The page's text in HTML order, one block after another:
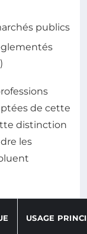
publics
de cette
distinction
les
USAGE